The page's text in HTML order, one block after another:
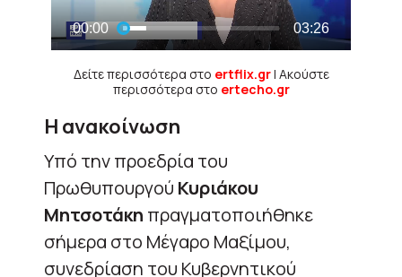
Δείτε περισσότερα στο ertflix.gr| Ακούστε
περισσότερα στο ertecho.gr
Η ανακοίνωση
Υπό την προεδρία του
Πρωθυπουργού Κυριάκου
Μητσοτάκη πραγματοποιήθηκε
σήμερα στο Μέγαρο Μαξίμου,
συνεδρίαση του Κυβερνητικού